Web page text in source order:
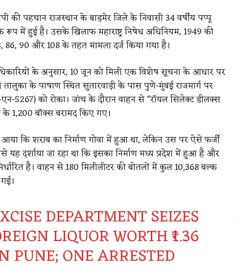
की पहचान राजस्थान के बाड़मेर जिले के निवासी 34 वर्षीय पप्पू
रूप में हुई है। उसके खिलाफ महाराष्ट्र निषेध अधिनियम, 1949 की
86, 90 और 108 के तहत मामला दर्ज किया गया है।
के अनुसार, 10 जून को मिली एक विशेष सूचना के आधार पर
तालुका के पाषाण स्थित सुतारवाड़ी के पास पुणे-मुंबई राजमार्ग पर
5267) को रोका। जांच के दौरान वाहन से “रॉयल सिलेक्ट डीलक्स
के 1,200 बॉक्स बरामद किए गए।
कि शराब का निर्माण गोवा में हुआ था, लेकिन उस पर ऐसे फर्जी
दर्शाया जा रहा था कि इसका निर्माण मध्य प्रदेश में हुआ है और
है। वाहन से 180 मिलीलीटर की बोतलों में कुल 10,368 बल्क
DEPARTMENT SEIZES
LIQUOR WORTH ₹1.36
PUNE; ONE ARRESTED